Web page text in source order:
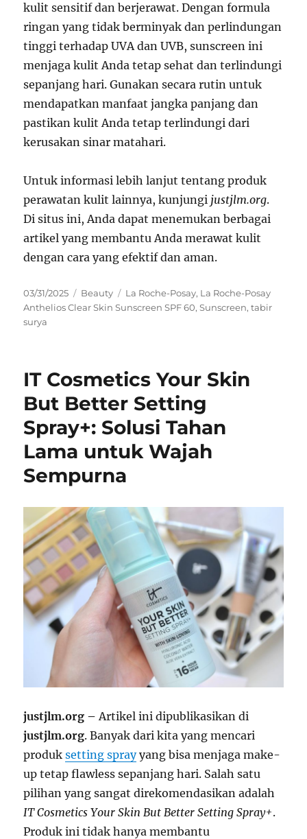
kulit sensitif dan berjerawat. Dengan formula
ringan yang tidak berminyak dan perlindungan
tinggi terhadap UVA dan UVB, sunscreen ini
menjaga kulit Anda tetap sehat dan terlindungi
sepanjang hari. Gunakan secara rutin untuk
mendapatkan manfaat jangka panjang dan
pastikan kulit Anda tetap terlindungi dari
kerusakan sinar matahari.
Untuk informasi lebih lanjut tentang produk
perawatan kulit lainnya, kunjungi justjlm.org.
Di situs ini, Anda dapat menemukan berbagai
artikel yang membantu Anda merawat kulit
dengan cara yang efektif dan aman.
Posted
on
03/31/2025 Categories
Beauty Tags
La Roche-Posay, La Roche-Posay
Anthelios Clear Skin Sunscreen SPF 60,Sunscreen,tabir
surya
IT Cosmetics Your Skin
But Better Setting
Spray+: Solusi Tahan
Lama untuk Wajah
Sempurna
justjlm.org – Artikel ini dipublikasikan di
justjlm.org. Banyak dari kita yang mencari
produksetting sprayyang bisa menjaga make-
up tetap flawless sepanjang hari. Salah satu
pilihan yang sangat direkomendasikan adalah
IT Cosmetics Your Skin But Better Setting Spray+.
Produk ini tidak hanya membantu